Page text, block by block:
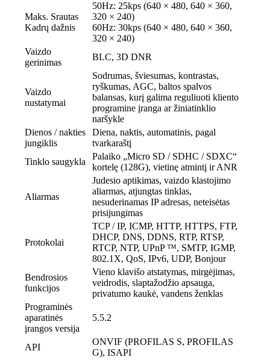
Maks. Srautas
Kadrų dažnis
50Hz: 25kps (640 × 480, 640 × 360,
320 × 240)
60Hz: 30kps (640 × 480, 640 × 360,
320 × 240)
Vaizdo
gerinimas
BLC, 3D DNR
Vaizdo
nustatymai
Sodrumas, šviesumas, kontrastas,
ryškumas, AGC, baltos spalvos
balansas, kurį galima reguliuoti kliento
programine įranga ar žiniatinklio
naršykle
Dienos / nakties
jungiklis
Diena, naktis, automatinis, pagal
tvarkaraštį
Tinklo saugykla
Palaiko „Micro SD / SDHC / SDXC“
kortelę (128G), vietinę atmintį ir ANR
Aliarmas
Judesio aptikimas, vaizdo klastojimo
aliarmas, atjungtas tinklas,
nesuderinamas IP adresas, neteisėtas
prisijungimas
Protokolai
TCP / IP, ICMP, HTTP, HTTPS, FTP,
DHCP, DNS, DDNS, RTP, RTSP,
RTCP, NTP, UPnP ™, SMTP, IGMP,
802.1X, QoS, IPv6, UDP, Bonjour
Bendrosios
funkcijos
Vieno klavišo atstatymas, mirgėjimas,
veidrodis, slaptažodžio apsauga,
privatumo kaukė, vandens ženklas
Programinės
aparatinės
įrangos versija
5.5.2
API
ONVIF (PROFILAS S, PROFILAS
G), ISAPI